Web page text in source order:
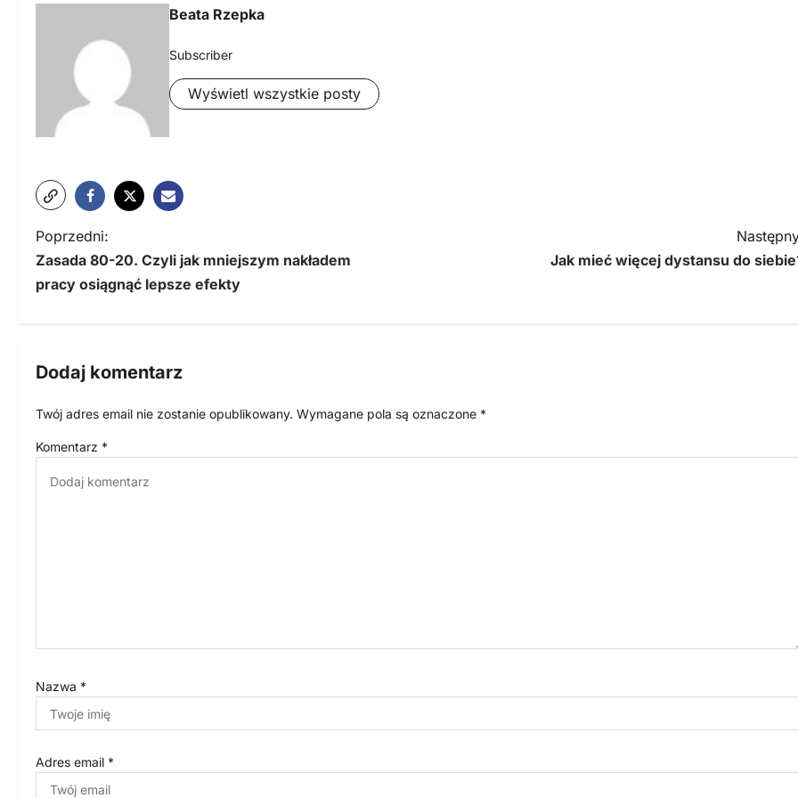
Beata Rzepka
Subscriber
Wyświetl wszystkie posty
N
a
g
j
u
Poprzedni:
Zasada 80-20. Czyli jak mniejszym nakładem
pracy osiągnąć lepsze efekty
Jak mieć więcej dystansu do
Dodaj komentarz
Twój adres email nie zostanie opublikowany. Wymagane pola są oznaczone *
Komentarz *
Nazwa *
Adres email *